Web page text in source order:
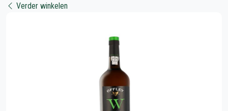
Verder winkelen